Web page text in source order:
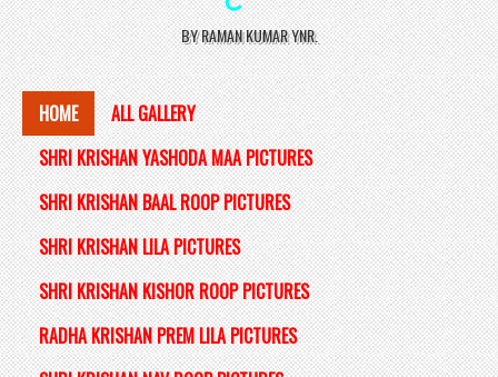
BY RAMAN KUMAR YNR.
HOME
ALL GALLERY
SHRI KRISHAN YASHODA MAA PICTURES
SHRI KRISHAN BAAL ROOP PICTURES
SHRI KRISHAN LILA PICTURES
SHRI KRISHAN KISHOR ROOP PICTURES
RADHA KRISHAN PREM LILA PICTURES